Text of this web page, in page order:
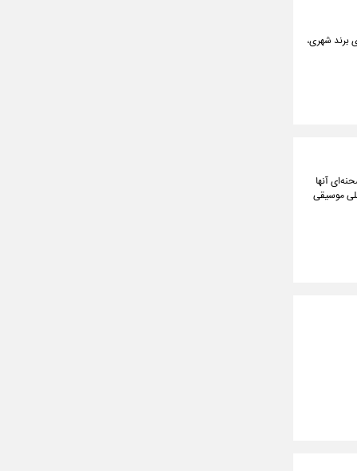
برند شهری،
آنها
مصوبه ستاد اجرایی موسیقی کشور، در قالب موضوع ماده ۷ سند ملی موسیقی